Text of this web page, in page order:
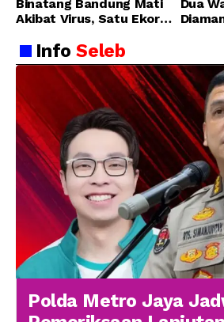
Binatang Bandung Mati
Akibat Virus, Satu Ekor
Membaik
Dua
InfoSeleb
Polda Metro Jaya